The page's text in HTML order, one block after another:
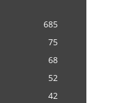
685
75
68
52
42